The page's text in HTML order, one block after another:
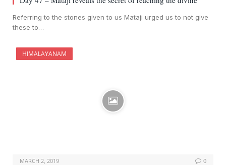
Referring to the stones given to us Mataji urged us to not give
these to…
HIMALAYANAM
MARCH 2, 2019 0